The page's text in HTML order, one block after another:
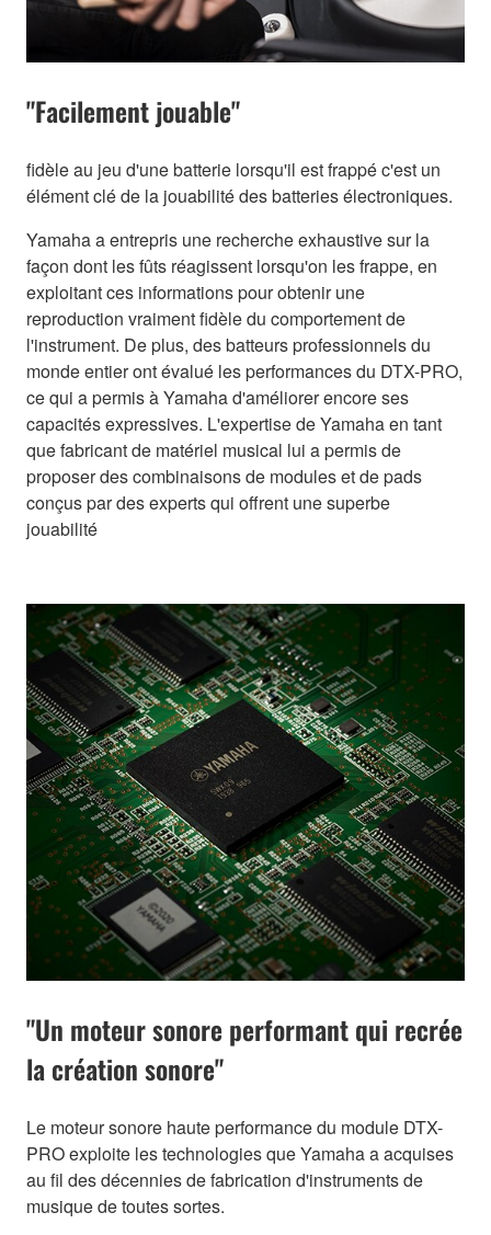
"Facilement jouable"
fidèle au jeu d'une batterie lorsqu'il est frappé c'est un
élément clé de la jouabilité des batteries électroniques.
Yamaha a entrepris une recherche exhaustive sur la
façon dont les fûts réagissent lorsqu'on les frappe, en
exploitant ces informations pour obtenir une
reproduction vraiment fidèle du comportement de
l'instrument. De plus, des batteurs professionnels du
monde entier ont évalué les performances du DTX-PRO,
ce qui a permis à Yamaha d'améliorer encore ses
capacités expressives. L'expertise de Yamaha en tant
que fabricant de matériel musical lui a permis de
proposer des combinaisons de modules et de pads
conçus par des experts qui offrent une superbe
jouabilité
"Un moteur sonore performant qui recrée
la création sonore"
Le moteur sonore haute performance du module DTX-
PRO exploite les technologies que Yamaha a acquises
au fil des décennies de fabrication d'instruments de
musique de toutes sortes.